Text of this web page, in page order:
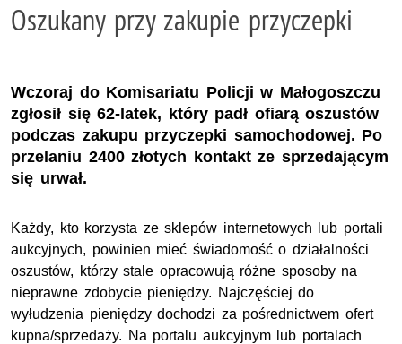
Oszukany przy zakupie przyczepki
Wczoraj do Komisariatu Policji w Małogoszczu
zgłosił się 62-latek, który padł ofiarą oszustów
podczas zakupu przyczepki samochodowej. Po
przelaniu 2400 złotych kontakt ze sprzedającym
się urwał.
Każdy, kto korzysta ze sklepów internetowych lub portali
aukcyjnych, powinien mieć świadomość o działalności
oszustów, którzy stale opracowują różne sposoby na
nieprawne zdobycie pieniędzy. Najczęściej do
wyłudzenia pieniędzy dochodzi za pośrednictwem ofert
kupna/sprzedaży. Na portalu aukcyjnym lub portalach